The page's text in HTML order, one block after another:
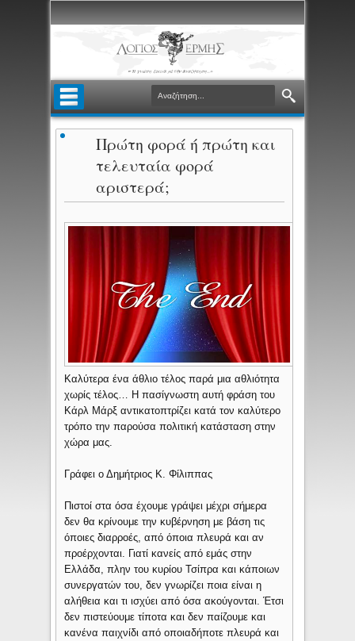
Πρώτη φορά ή πρώτη και
τελευταία φορά
αριστερά;
Καλύτερα ένα άθλιο τέλος παρά μια αθλιότητα
χωρίς τέλος… Η πασίγνωστη αυτή φράση του
Κάρλ Μάρξ αντικατοπτρίζει κατά τον καλύτερο
τρόπο την παρούσα πολιτική κατάσταση στην
χώρα μας.
Γράφει ο Δημήτριος Κ. Φίλιππας
Πιστοί στα όσα έχουμε γράψει μέχρι σήμερα
δεν θα κρίνουμε την κυβέρνηση με βάση τις
όποιες διαρροές, από όποια πλευρά και αν
προέρχονται. Γιατί κανείς από εμάς στην
Ελλάδα, πλην του κυρίου Τσίπρα και κάποιων
συνεργατών του, δεν γνωρίζει ποια είναι η
αλήθεια και τι ισχύει από όσα ακούγονται. Έτσι
δεν πιστεύουμε τίποτα και δεν παίζουμε και
κανένα παιχνίδι από οποιαδήποτε πλευρά και